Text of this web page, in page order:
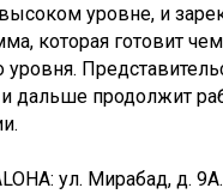
уровне, и
которая готовит
дальше продолжит
ул. Мирабад, д. 9А.